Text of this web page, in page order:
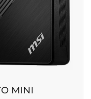
MINI